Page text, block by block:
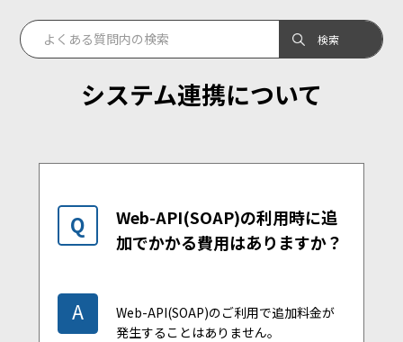
システム連携について
Q
Web-API(SOAP)の利用時に追
加でかかる費用はありますか？
A
Web-API(SOAP)のご利用で追加料金が
発生することはありません。